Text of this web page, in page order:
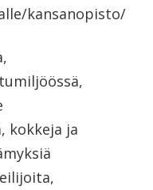
kansanopisto/
kokkeja ja